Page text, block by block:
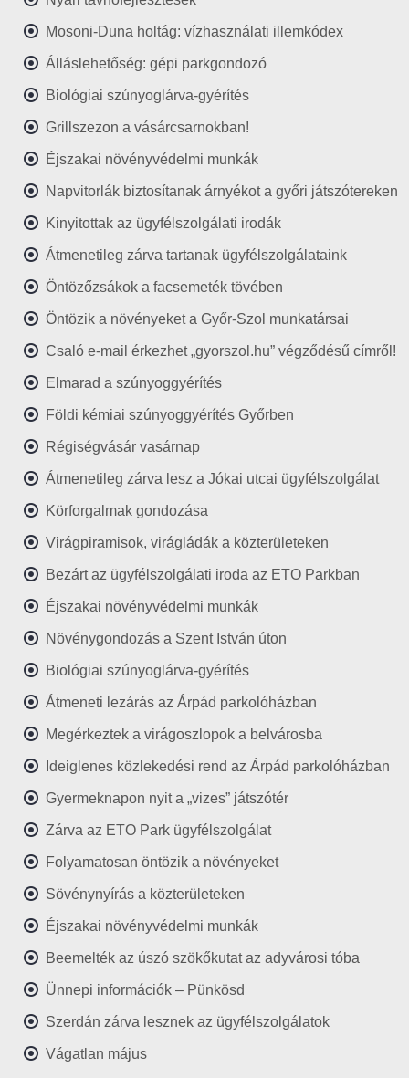
Mosoni-Duna holtág: vízhasználati illemkódex
Álláslehetőség: gépi parkgondozó
Biológiai szúnyoglárva-gyérítés
Grillszezon a vásárcsarnokban!
Éjszakai növényvédelmi munkák
Napvitorlák biztosítanak árnyékot a győri játszótereken
Kinyitottak az ügyfélszolgálati irodák
Átmenetileg zárva tartanak ügyfélszolgálataink
Öntözőzsákok a facsemeték tövében
Öntözik a növényeket a Győr-Szol munkatársai
Csaló e-mail érkezhet „gyorszol.hu” végződésű címről!
Elmarad a szúnyoggyérítés
Földi kémiai szúnyoggyérítés Győrben
Régiségvásár vasárnap
Átmenetileg zárva lesz a Jókai utcai ügyfélszolgálat
Körforgalmak gondozása
Virágpiramisok, virágládák a közterületeken
Bezárt az ügyfélszolgálati iroda az ETO Parkban
Éjszakai növényvédelmi munkák
Növénygondozás a Szent István úton
Biológiai szúnyoglárva-gyérítés
Átmeneti lezárás az Árpád parkolóházban
Megérkeztek a virágoszlopok a belvárosba
Ideiglenes közlekedési rend az Árpád parkolóházban
Gyermeknapon nyit a „vizes” játszótér
Zárva az ETO Park ügyfélszolgálat
Folyamatosan öntözik a növényeket
Sövénynyírás a közterületeken
Éjszakai növényvédelmi munkák
Beemelték az úszó szökőkutat az adyvárosi tóba
Ünnepi információk – Pünkösd
Szerdán zárva lesznek az ügyfélszolgálatok
Vágatlan május